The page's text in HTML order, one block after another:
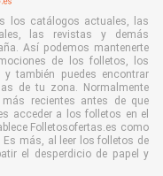
los catálogos actuales, las
las revistas y demás
Así podemos mantenerte
de los folletos, los
también puedes encontrar
de tu zona. Normalmente
recientes antes de que
acceder a los folletos en el
Folletosofertas.es como
más, al leer los folletos de
el desperdicio de papel y